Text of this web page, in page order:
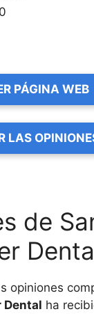
PÁGINA WEB
LAS
de
opiniones
Dental ha